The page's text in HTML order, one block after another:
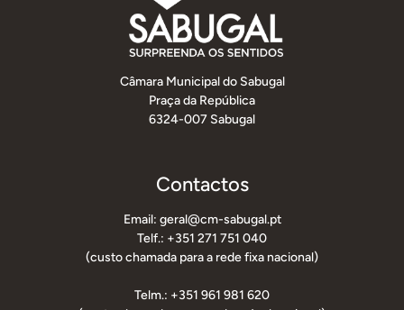
Câmara Municipal do Sabugal
Praça da República
6324-007 Sabugal
Contactos
Email: geral@cm-sabugal.pt
Telf.: +351 271 751 040
(custo chamada para a rede fixa nacional)
Telm.: +351 961 981 620